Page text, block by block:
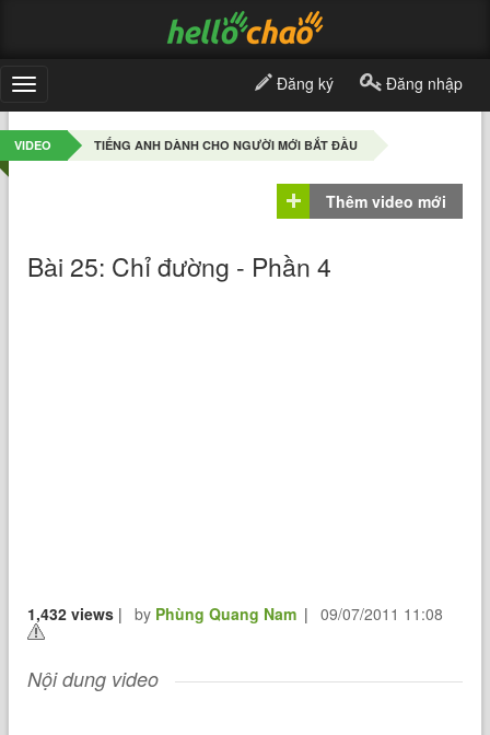
Toggle
navigation
Đăng ký Đăng nhập
VIDEO TIẾNG ANH DÀNH CHO NGƯỜI MỚI BẮT ĐẦU
Thêm video mới
Bài 25: Chỉ đường - Phần 4
1,432 views | by Phùng Quang Nam | 09/07/2011 11:08
Nội dung video